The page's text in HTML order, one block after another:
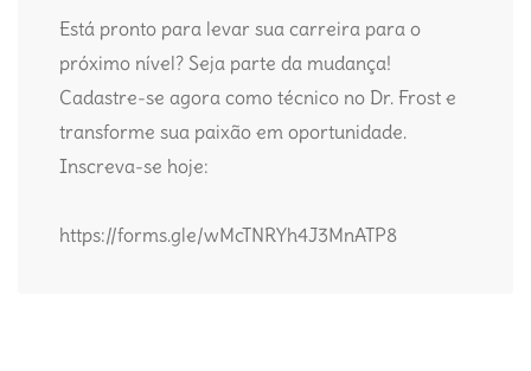
Está pronto para levar sua carreira para o
próximo nível? Seja parte da mudança!
Cadastre-se agora como técnico no Dr. Frost e
transforme sua paixão em oportunidade.
Inscreva-se hoje:
https://forms.gle/wMcTNRYh4J3MnATP8